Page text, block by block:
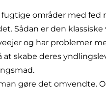
fugtige områder med fed
Sådan er den klassiske
og har problemer
at skabe deres
gøre det omvendte.